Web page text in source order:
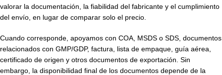
valorar la documentación, la fiabilidad del fabricante y el cumplimiento
del envío, en lugar de comparar solo el precio.
Cuando corresponde, apoyamos con COA, MSDS o SDS, documentos
relacionados con GMP/GDP, factura, lista de empaque, guía aérea,
certificado de origen y otros documentos de exportación. Sin
embargo, la disponibilidad final de los documentos depende de la